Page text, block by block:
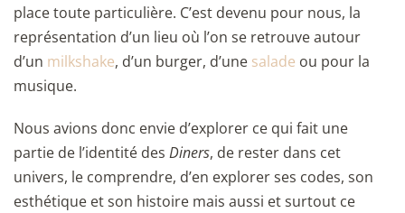
place toute particulière. C’est devenu pour nous, la
représentation d’un lieu où l’on se retrouve autour
d’un milkshake, d’un burger, d’une salade ou pour la
musique.
Nous avions donc envie d’explorer ce qui fait une
partie de l’identité des Diners, de rester dans cet
univers, le comprendre, d’en explorer ses codes, son
esthétique et son histoire mais aussi et surtout ce